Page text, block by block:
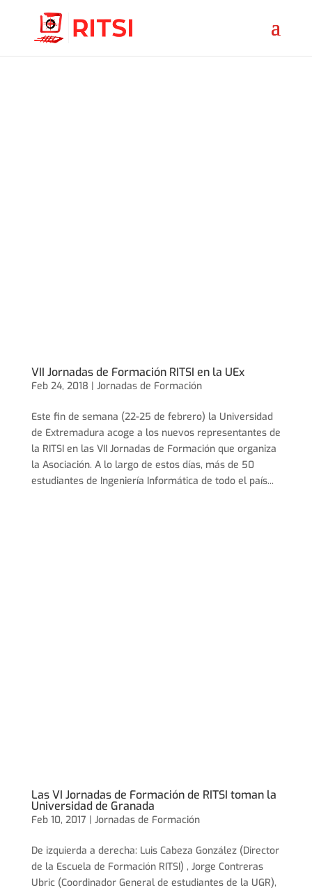
VII Jornadas de Formación RITSI en la UEx
Feb 24, 2018 | Jornadas de Formación
Este fin de semana (22-25 de febrero) la Universidad
de Extremadura acoge a los nuevos representantes de
la RITSI en las VII Jornadas de Formación que organiza
la Asociación. A lo largo de estos días, más de 50
estudiantes de Ingeniería Informática de todo el país...
Las VI Jornadas de Formación de RITSI toman la
Universidad de Granada
Feb 10, 2017 | Jornadas de Formación
De izquierda a derecha: Luis Cabeza González (Director
de la Escuela de Formación RITSI) , Jorge Contreras
Ubric (Coordinador General de estudiantes de la UGR),